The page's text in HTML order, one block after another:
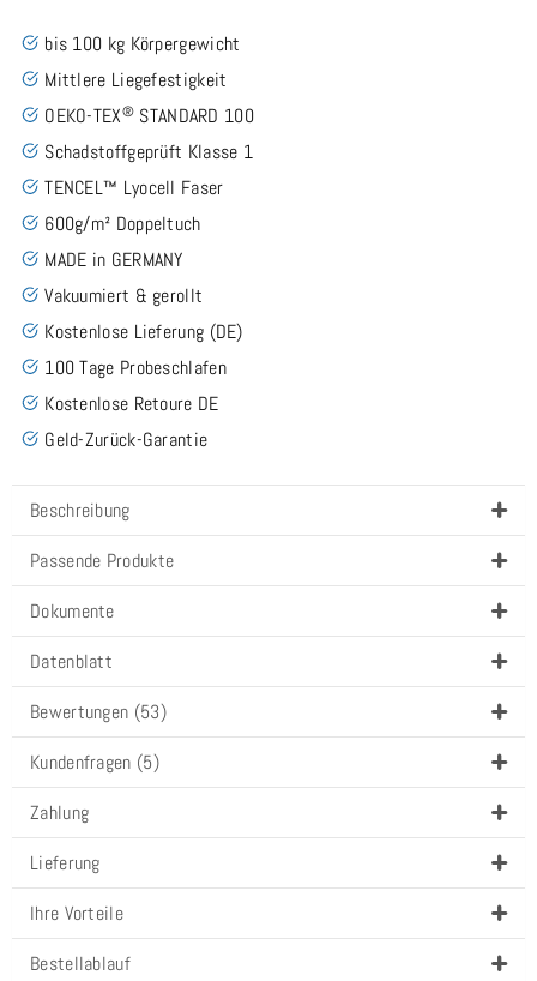
bis 100 kg Körpergewicht
Mittlere Liegefestigkeit
OEKO-TEX® STANDARD 100
Schadstoffgeprüft Klasse 1
TENCEL™ Lyocell Faser
600g/m² Doppeltuch
MADE in GERMANY
Vakuumiert & gerollt
Kostenlose Lieferung (DE)
100 Tage Probeschlafen
Kostenlose Retoure DE
Geld-Zurück-Garantie
Beschreibung
Passende Produkte
Dokumente
Datenblatt
Bewertungen (53)
Kundenfragen (5)
Zahlung
Lieferung
Ihre Vorteile
Bestellablauf